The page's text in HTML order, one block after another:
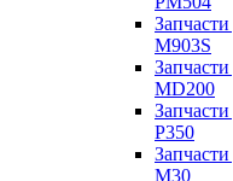
M903S
MD200
P350
M30